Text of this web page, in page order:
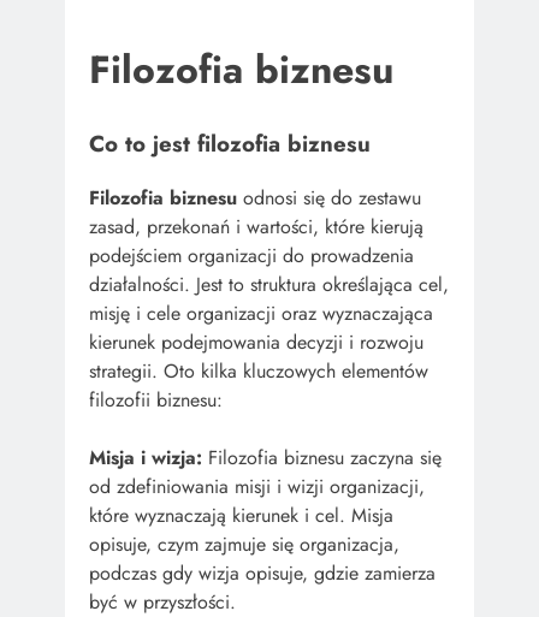
Filozofia biznesu
Co to jest filozofia biznesu
Filozofia biznesu odnosi się do zestawu
zasad, przekonań i wartości, które kierują
podejściem organizacji do prowadzenia
działalności. Jest to struktura określająca cel,
misję i cele organizacji oraz wyznaczająca
kierunek podejmowania decyzji i rozwoju
strategii. Oto kilka kluczowych elementów
filozofii biznesu:
Misja i wizja: Filozofia biznesu zaczyna się
od zdefiniowania misji i wizji organizacji,
które wyznaczają kierunek i cel. Misja
opisuje, czym zajmuje się organizacja,
podczas gdy wizja opisuje, gdzie zamierza
być w przyszłości.